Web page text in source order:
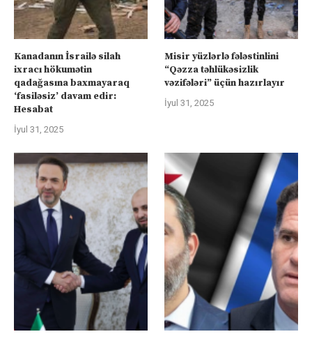
Kanadanın İsrailə silah
ixracı hökumətin
qadağasına baxmayaraq
‘fasiləsiz’ davam edir:
Hesabat
İyul 31, 2025
Misir yüzlərlə fələstinlini
“Qəzza təhlükəsizlik
vəzifələri” üçün hazırlayır
İyul 31, 2025